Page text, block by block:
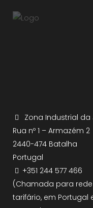
Zona Industrial
Rua nº 1 – Armazém 2
2440-474 Batalha
Portugal
+351 244 577 466
(Chamada para
tarifário, em Portugal